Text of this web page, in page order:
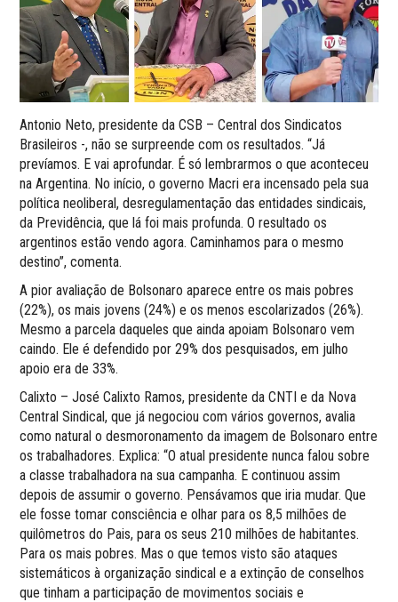
Antonio Neto, presidente da CSB – Central dos Sindicatos
Brasileiros -, não se surpreende com os resultados. “Já
prevíamos. E vai aprofundar. É só lembrarmos o que aconteceu
na Argentina. No início, o governo Macri era incensado pela sua
política neoliberal, desregulamentação das entidades sindicais,
da Previdência, que lá foi mais profunda. O resultado os
argentinos estão vendo agora. Caminhamos para o mesmo
destino”, comenta.
A pior avaliação de Bolsonaro aparece entre os mais pobres
(22%), os mais jovens (24%) e os menos escolarizados (26%).
Mesmo a parcela daqueles que ainda apoiam Bolsonaro vem
caindo. Ele é defendido por 29% dos pesquisados, em julho
apoio era de 33%.
Calixto – José Calixto Ramos, presidente da CNTI e da Nova
Central Sindical, que já negociou com vários governos, avalia
como natural o desmoronamento da imagem de Bolsonaro entre
os trabalhadores. Explica: “O atual presidente nunca falou sobre
a classe trabalhadora na sua campanha. E continuou assim
depois de assumir o governo. Pensávamos que iria mudar. Que
ele fosse tomar consciência e olhar para os 8,5 milhões de
quilômetros do Pais, para os seus 210 milhões de habitantes.
Para os mais pobres. Mas o que temos visto são ataques
sistemáticos à organização sindical e a extinção de conselhos
que tinham a participação de movimentos sociais e